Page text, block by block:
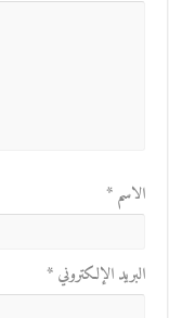
الاسم*
البريد الإلكتروني*